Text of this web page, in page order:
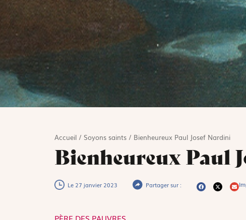
Accueil/ Soyons saints/ Bienheureux Paul Josef Nardini
Bienheureux Paul
Le 27 janvier 2023 Partager sur :